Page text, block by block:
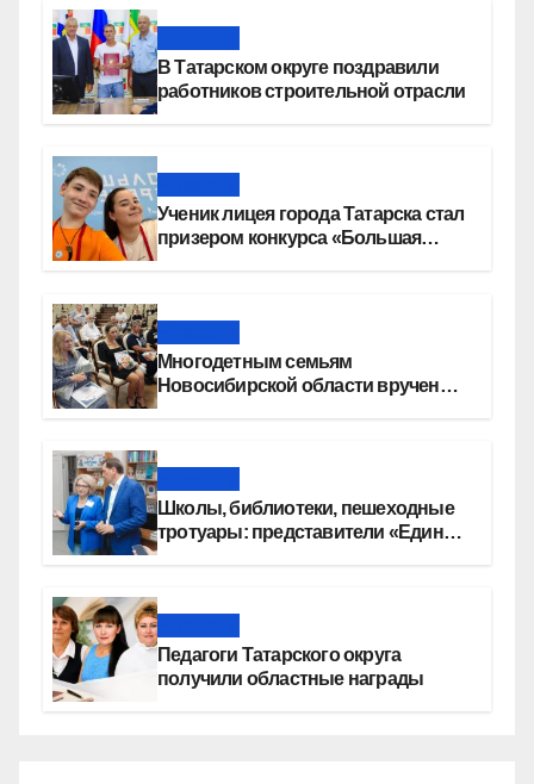
В Татарском округе поздравили
работников строительной отрасли
Ученик лицея города Татарска стал
призером конкурса «Большая
Многодетным семьям
Новосибирской области вручены
Школы, библиотеки, пешеходные
тротуары: представители «Единой
Педагоги Татарского округа
получили областные награды